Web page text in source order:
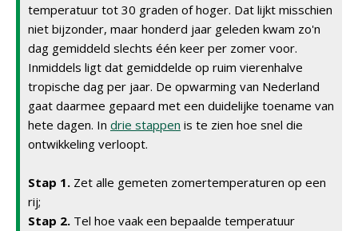
temperatuur tot 30 graden of hoger. Dat lijkt misschien
niet bijzonder, maar honderd jaar geleden kwam zo'n
dag gemiddeld slechts één keer per zomer voor.
Inmiddels ligt dat gemiddelde op ruim vierenhalve
tropische dag per jaar. De opwarming van Nederland
gaat daarmee gepaard met een duidelijke toename van
hete dagen. In drie stappen is te zien hoe snel die
ontwikkeling verloopt.
Stap 1. Zet alle gemeten zomertemperaturen op een
rij;
Stap 2. Tel hoe vaak een bepaalde temperatuur